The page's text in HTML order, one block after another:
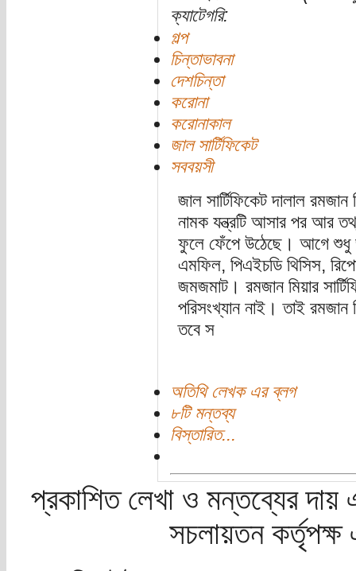
ক্যাটেগরি:
গল্প
চিন্তাভাবনা
দেশচিন্তা
করোনা
করোনাকাল
জাল সার্টিফিকেট
সববয়সী
জাল সার্টিফিকেট দালাল রমজান
নামক যন্ত্রটি আসার পর আর
ফুলে ফেঁপে উঠেছে। আগে শুধু
এমফিল, পিএইচডি থিসিস,
জমজমাট। রমজান মিয়ার
পরিসংখ্যান নাই। তাই রমজান
তবে স
অতিথি লেখক এর ব্লগ
৮টি মন্তব্য
বিস্তারিত...
প্রকাশিত লেখা ও মন্তব্যের দায়
সচলায়তন